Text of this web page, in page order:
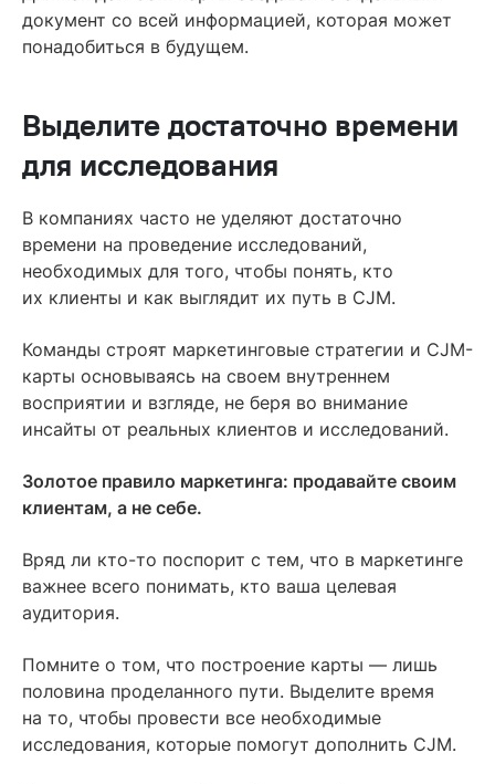
документ со всей информацией, которая может
понадобиться в будущем.
Выделите достаточно времени
для исследования
В компаниях часто не уделяют достаточно
времени на проведение исследований,
необходимых для того, чтобы понять, кто
их клиенты и как выглядит их путь в CJM.
Команды строят маркетинговые стратегии и CJM-
карты основываясь на своем внутреннем
восприятии и взгляде, не беря во внимание
инсайты от реальных клиентов и исследований.
Золотое правило маркетинга: продавайте своим
клиентам, а не себе.
Вряд ли кто-то поспорит с тем, что в маркетинге
важнее всего понимать, кто ваша целевая
аудитория.
Помните о том, что построение карты — лишь
половина проделанного пути. Выделите время
на то, чтобы провести все необходимые
исследования, которые помогут дополнить CJM.